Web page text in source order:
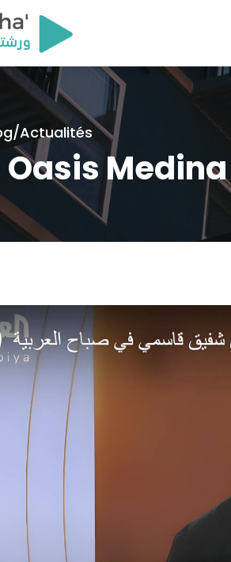
Actualités
Medina